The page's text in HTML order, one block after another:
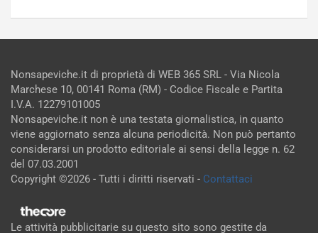
Nonsapeviche.it di proprietà di WEB 365 SRL - Via Nicola
Marchese 10, 00141 Roma (RM) - Codice Fiscale e Partita
I.V.A. 12279101005
Nonsapeviche.it non è una testata giornalistica, in quanto
viene aggiornato senza alcuna periodicità. Non può pertanto
considerarsi un prodotto editoriale ai sensi della legge n. 62
del 07.03.2001
Copyright ©2026 - Tutti i diritti riservati - Contattaci
Le attività pubblicitarie su questo sito sono gestite da